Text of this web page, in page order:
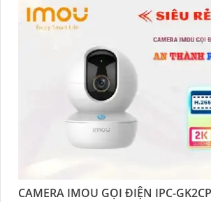
CAMERA IMOU GỌI ĐIỆN IPC-